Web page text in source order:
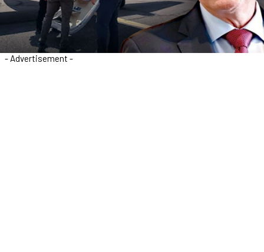
- Advertisement -